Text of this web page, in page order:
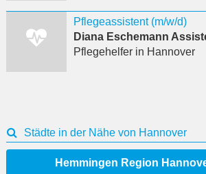
Pflegeassistent (m/w/d)
Pflegehelferin Hannover
Städte in der Nähe von Hannover
Hemmingen Region